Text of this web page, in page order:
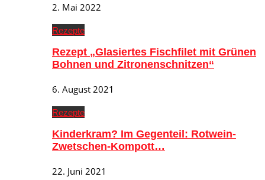
2. Mai 2022
Rezepte
Rezept „Glasiertes Fischfilet mit Grünen
Bohnen und Zitronenschnitzen“
6. August 2021
Rezepte
Kinderkram? Im Gegenteil: Rotwein-
Zwetschen-Kompott…
22. Juni 2021